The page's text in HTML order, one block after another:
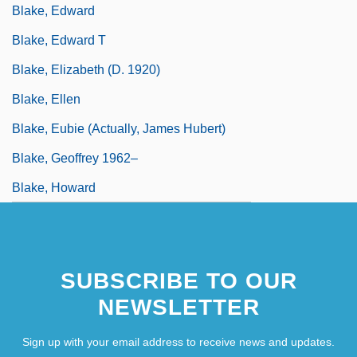
Blake, Edward
Blake, Edward T
Blake, Elizabeth (d. 1920)
Blake, Ellen
Blake, Eubie (actually, James Hubert)
Blake, Geoffrey 1962–
Blake, Howard
SUBSCRIBE TO OUR
NEWSLETTER
Sign up with your email address to receive news and updates.